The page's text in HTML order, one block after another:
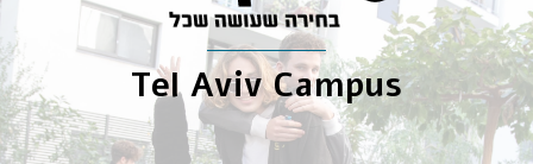
Tel Aviv Campus